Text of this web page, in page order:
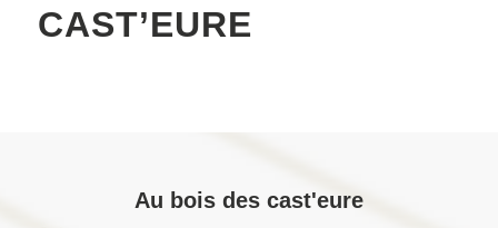
CAST’EURE
Au bois des cast'eure